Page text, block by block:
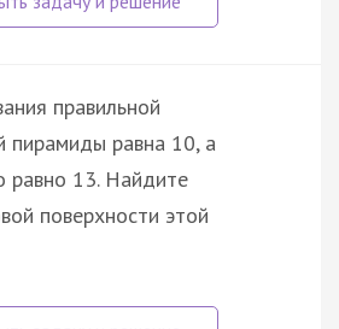
правильной
пирамиды равна 10, а
равно 13. Найдите
поверхности этой